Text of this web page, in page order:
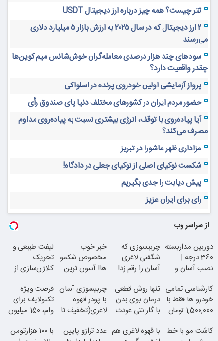
تتر چیست؟ همه چیز درباره ارز دیجیتال USDT
۲ ارز دیجیتال که در سال ۲۰۲۵ به ارزش بازار ۵ میلیارد دلاری
می‌رسند
سودهای چند هزار درصدی معامله‌گران خوش‌شانس میم کوین‌ها
چقدر واقعیت دارد؟
پرواز آزمایشی اولین خودروی پرنده در اسلواکی
حضور مردم ایران در کشورهای مختلف دنیا پای صندوق رأی
آیا پیاده‌روی با توقف، انرژی بیشتری نسبت به پیاده‌روی مداوم
مصرف می‌کند؟
عزاداری ظهر عاشورا در تبریز
شکست نوکیای اصلی از نوکیای جعلی در دادگاه!
پیش دیابت را جدی بگیریم
رای برای ایران عزیز
از سراسر وب
دوربین مداربسته
360 درجه |
نصب آسان و
چربیسوزی که
شگفتی لاغری
آسان را رقم زد!
خبر خوب
مخصوص شکمو
ها! آسون ترین
معرفی شد
لیفت طبیعی و
تحریک
کلاژن‌سازی از
24ماه ماندگاری
کارشناسی تمامی
خودرو ها فقط با
1,500,000 تومان
تنها روش قطعی
درمان بوی بدن
با گارانتی عودت
چربیسوزی آسان
با پودر قهوه
لاغری(تخفیف تا
فرصت ویژه
تکنولایف برای
وام، 150 میلیون
کاشت مو با خط با قهوه لاغری هم عدد ترازو پایین
با ۱۰۰ هزارتومن